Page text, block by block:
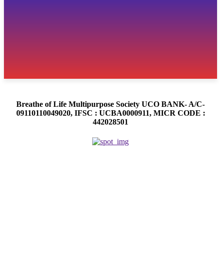
Breathe of Life Multipurpose Society UCO BANK- A/C-
09110110049020, IFSC : UCBA0000911, MICR CODE :
442028501